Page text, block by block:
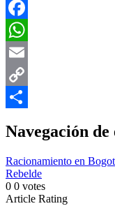
X
Facebook
WhatsApp
Email
Copy
Navegación de
Racionamiento en
Rebelde
0 0 votes
Article Rating